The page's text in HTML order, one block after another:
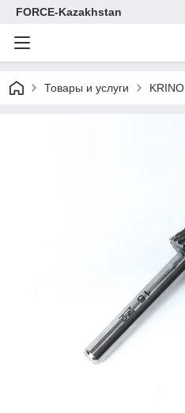
FORCE-Kazakhstan
Товары и услуги KRINO